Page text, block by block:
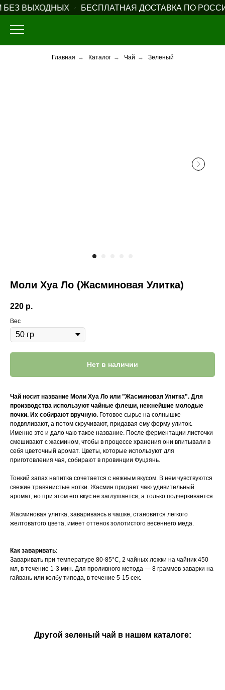
ВЫХОДНЫХ БЕСПЛАТНАЯ ДОСТАВКА ПО
Главная → Каталог → Чай → Зеленый
Моли Хуа Ло (Жасминовая Улитка)
220 р.
Вес
Нет в наличии
Чай носит название Моли Хуа Ло или "Жасминовая Улитка". Для
производства используют чайные флеши, нежнейшие молодые
почки. Их собирают вручную. Готовое сырье на солнышке
подвяливают, а потом скручивают, придавая ему форму улиток.
Именно это и дало чаю такое название. После ферментации листочки
смешивают с жасмином, чтобы в процессе хранения они впитывали в
себя цветочный аромат. Цветы, которые используют для
приготовления чая, собирают в провинции Фуцзянь.
Тонкий запах напитка сочетается с нежным вкусом. В нем чувствуются
свежие травянистые нотки. Жасмин придает чаю удивительный
аромат, но при этом его вкус не заглушается, а только подчеркивается.
Жасминовая улитка, завариваясь в чашке, становится легкого
желтоватого цвета, имеет оттенок золотистого весеннего меда.
Как заваривать:
Заваривать при температуре 80-85°C, 2 чайных ложки на чайник 450
мл, в течение 1-3 мин. Для проливного метода — 8 граммов заварки на
гайвань или колбу типода, в течение 5-15 сек.
Другой зеленый чай в нашем каталоге: